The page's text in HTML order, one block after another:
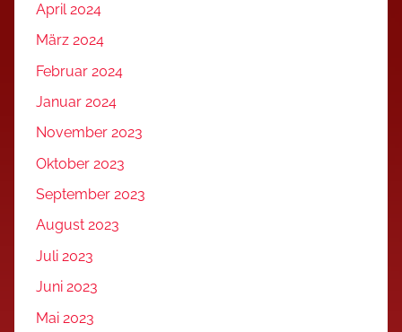
April 2024
März 2024
Februar 2024
Januar 2024
November 2023
Oktober 2023
September 2023
August 2023
Juli 2023
Juni 2023
Mai 2023